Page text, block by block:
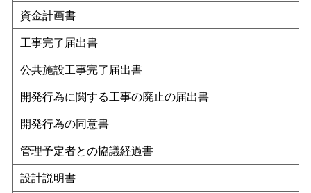
資金計画書
工事完了届出書
公共施設工事完了届出書
開発行為に関する工事の廃止の届出書
開発行為の同意書
管理予定者との協議経過書
設計説明書